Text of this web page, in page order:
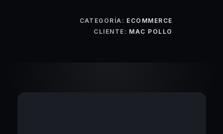
CATEGORÍA: ECOMMERCE
CLIENTE: MAC POLLO